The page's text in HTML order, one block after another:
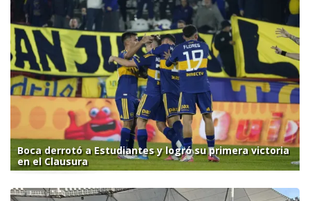
Boca derrotó a Estudiantes y logró su primera victoria
en el Clausura